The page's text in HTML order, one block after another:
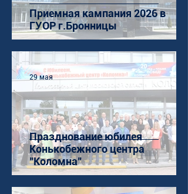
Приемная кампания 2026 в
ГУОР г.Бронницы
Празднование юбилея
Конькобежного центра
"Коломна"
29 мая